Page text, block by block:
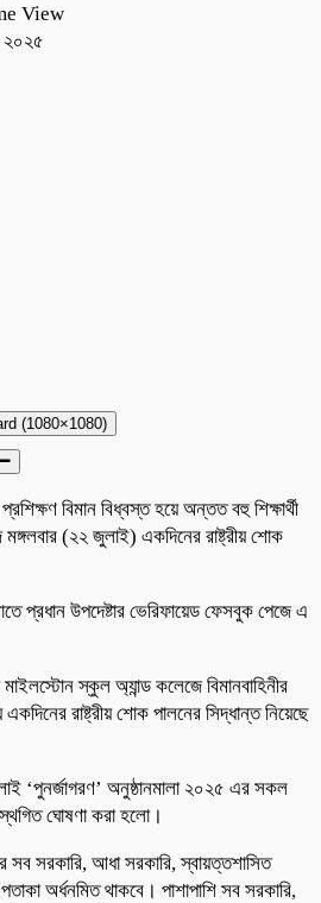
View
২০২৫
(1080×1080)
বিমান বিধ্বস্ত হয়ে অন্তত বহু শিক্ষার্থী
(২২ জুলাই) একদিনের রাষ্ট্রীয় শোক
প্রধান উপদেষ্টার ভেরিফায়েড ফেসবুক পেজে এ
স্কুল অ্যান্ড কলেজে বিমানবাহিনীর
একদিনের রাষ্ট্রীয় শোক পালনের সিদ্ধান্ত নিয়েছে
‘পুনর্জাগরণ’ অনুষ্ঠানমালা ২০২৫ এর সকল
ঘোষণা করা হলো।
সব সরকারি, আধা সরকারি, স্বায়ত্তশাসিত
পতাকা অর্ধনমিত থাকবে। পাশাপাশি সব সরকারি,